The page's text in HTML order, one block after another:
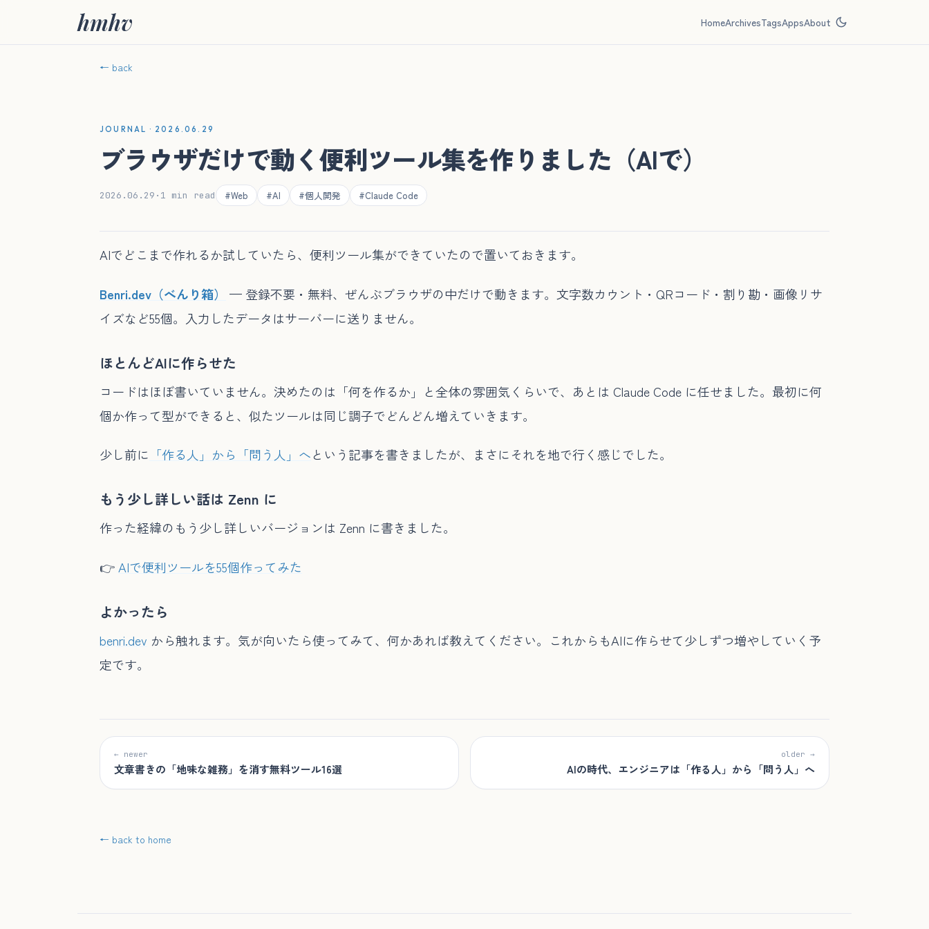
hmhv HomeArchivesTagsAppsAbout
← back
JOURNAL · 2026.06.29
ブラウザだけで動く便利ツール集を作りました（AIで）
2026.06.29 · 1 min read #Web #AI #個人開発 #Claude Code
AIでどこまで作れるか試していたら、便利ツール集ができていたので置いておきます。
Benri.dev（べんり箱）
— 登録不要・無料、ぜんぶブラウザの中だけで動きます。文字数カウント・QRコード・割り勘・画像リサ
イズなど55個。入力したデータはサーバーに送りません。
ほとんどAIに作らせた
コードはほぼ書いていません。決めたのは「何を作るか」と全体の雰囲気くらいで、あとは Claude Code に任せました。最初に何
個か作って型ができると、似たツールは同じ調子でどんどん増えていきます。
少し前に 「作る人」から「問う人」へという記事を書きましたが、まさにそれを地で行く感じでした。
もう少し詳しい話は Zenn に
作った経緯のもう少し詳しいバージョンは Zenn に書きました。
👉 AIで便利ツールを55個作ってみた
よかったら
benri.dev から触れます。気が向いたら使ってみて、何かあれば教えてください。これからもAIに作らせて少しずつ増やしていく予
定です。
← newer
文章書きの「地味な雑務」を消す無料ツール16選
older →
AIの時代、エンジニアは「作る人」から「問う人」へ
← back to home